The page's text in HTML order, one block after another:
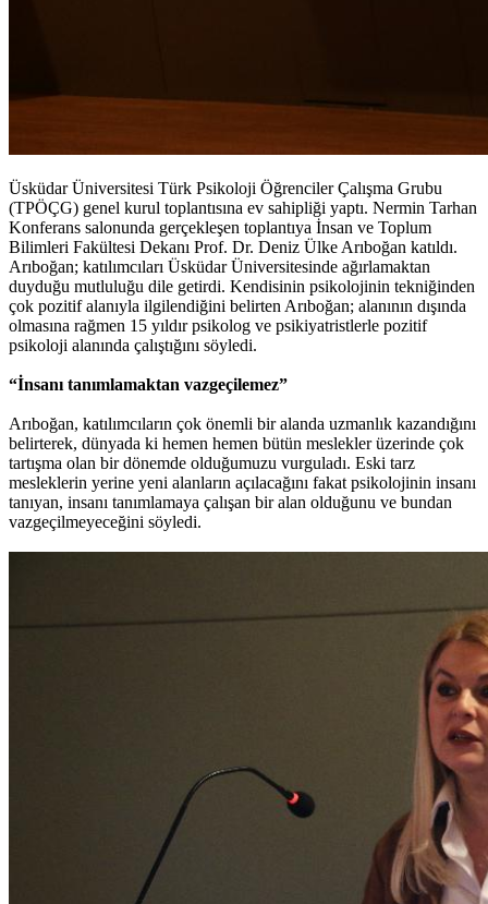
Üsküdar Üniversitesi Türk Psikoloji Öğrenciler Çalışma Grubu
(TPÖÇG) genel kurul toplantısına ev sahipliği yaptı. Nermin Tarhan
Konferans salonunda gerçekleşen toplantıya İnsan ve Toplum
Bilimleri Fakültesi Dekanı Prof. Dr. Deniz Ülke Arıboğan katıldı.
Arıboğan; katılımcıları Üsküdar Üniversitesinde ağırlamaktan
duyduğu mutluluğu dile getirdi. Kendisinin psikolojinin tekniğinden
çok pozitif alanıyla ilgilendiğini belirten Arıboğan; alanının dışında
olmasına rağmen 15 yıldır psikolog ve psikiyatristlerle pozitif
psikoloji alanında çalıştığını söyledi.
“İnsanı tanımlamaktan vazgeçilemez”
Arıboğan, katılımcıların çok önemli bir alanda uzmanlık kazandığını
belirterek, dünyada ki hemen hemen bütün meslekler üzerinde çok
tartışma olan bir dönemde olduğumuzu vurguladı. Eski tarz
mesleklerin yerine yeni alanların açılacağını fakat psikolojinin insanı
tanıyan, insanı tanımlamaya çalışan bir alan olduğunu ve bundan
vazgeçilmeyeceğini söyledi.